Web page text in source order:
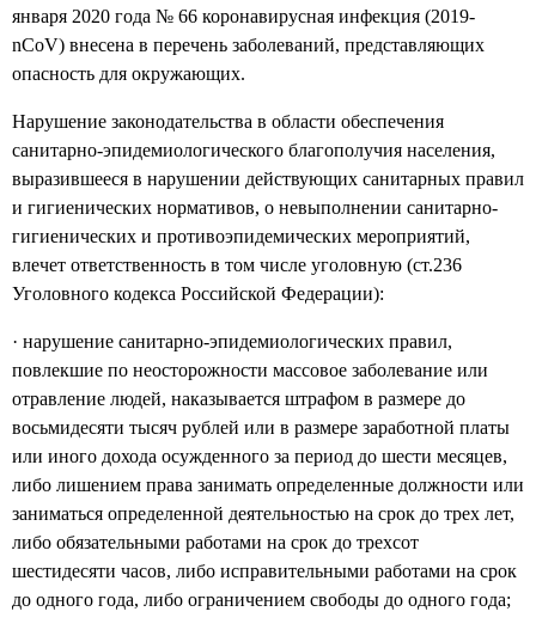
января 2020 года № 66 коронавирусная инфекция (2019-
nCoV) внесена в перечень заболеваний, представляющих
опасность для окружающих.
Нарушение законодательства в области обеспечения
санитарно-эпидемиологического благополучия населения,
выразившееся в нарушении действующих санитарных правил
и гигиенических нормативов, о невыполнении санитарно-
гигиенических и противоэпидемических мероприятий,
влечет ответственность в том числе уголовную (ст.236
Уголовного кодекса Российской Федерации):
· нарушение санитарно-эпидемиологических правил,
повлекшие по неосторожности массовое заболевание или
отравление людей, наказывается штрафом в размере до
восьмидесяти тысяч рублей или в размере заработной платы
или иного дохода осужденного за период до шести месяцев,
либо лишением права занимать определенные должности или
заниматься определенной деятельностью на срок до трех лет,
либо обязательными работами на срок до трехсот
шестидесяти часов, либо исправительными работами на срок
до одного года, либо ограничением свободы до одного года;